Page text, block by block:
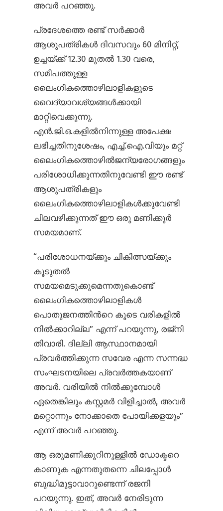
അവർ പറഞ്ഞു.
പ്രദേശത്തെ രണ്ട് സർക്കാർ
ആശുപത്രികൾ ദിവസവും 60 മിനിറ്റ്,
ഉച്ചയ്ക്ക് 12.30 മുതൽ 1.30 വരെ,
സമീപത്തുള്ള
ലൈംഗികത്തൊഴിലാളികളുടെ
വൈദ്യാവശ്യങ്ങൾക്കായി
മാറ്റിവെക്കുന്നു.
എൻ.ജി.ഒ.കളിൽനിന്നുള്ള അപേക്ഷ
ലഭിച്ചതിനുശേഷം, എച്ച്.ഐ.വിയും മറ്റ്
ലൈംഗികത്തൊഴിൽജന്യരോഗങ്ങളും
പരിശോധിക്കുന്നതിനുവേണ്ടി ഈ രണ്ട്
ആശുപത്രികളും
ലൈംഗികത്തൊഴിലാളികൾക്കുവേണ്ടി
ചിലവഴിക്കുന്നത് ഈ ഒരു മണിക്കൂർ
സമയമാണ്.
“പരിശോധനയ്ക്കും ചികിത്സയ്ക്കും
കൂടുതൽ
സമയമെടുക്കുമെന്നതുകൊണ്ട്
ലൈംഗികത്തൊഴിലാളികൾ
പൊതുജനത്തിന്‍റെ കൂടെ വരികളിൽ
നിൽക്കാറില്ല” എന്ന് പറയുന്നു, രജ്നി
തിവാരി. ദില്ലി ആസ്ഥാനമായി
പ്രവർത്തിക്കുന്ന സവേര എന്ന സന്നദ്ധ
സംഘടനയിലെ പ്രവർത്തകയാണ്
അവർ. വരിയിൽ നിൽക്കുമ്പോൾ
ഏതെങ്കിലും കസ്റ്റമർ വിളിച്ചാൽ, അവർ
മറ്റൊന്നും നോക്കാതെ പോയിക്കളയും”
എന്ന് അവർ പറഞ്ഞു.
ആ ഒരുമണിക്കൂറിനുള്ളിൽ ഡോക്ടറെ
കാണുക എന്നതുതന്നെ ചിലപ്പോൾ
ബുദ്ധിമുട്ടാവാറുണ്ടെന്ന് രജനി
പറയുന്നു. ഇത്, അവർ നേരിടുന്ന